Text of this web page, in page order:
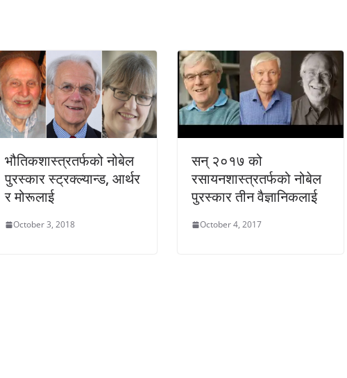
भौतिकशास्त्रतर्फको नोबेल
पुरस्कार स्ट्रक्ल्यान्ड, आर्थर
र मोरूलाई
October 3, 2018
सन् २०१७ को
रसायनशास्त्रतर्फको नोबेल
पुरस्कार तीन वैज्ञानिकलाई
October 4, 2017